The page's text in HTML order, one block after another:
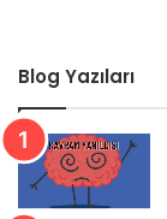
Blog Yazıları